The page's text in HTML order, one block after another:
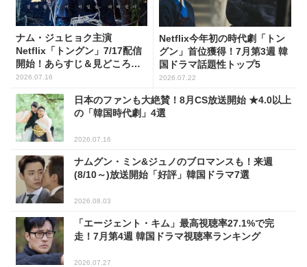
ナム・ジュヒョク主演
Netflix「トングン」7/17配信
開始！あらすじ＆見どころを
チェック
2026.07.16
Netflix今年初の時代劇「トン
グン」首位獲得！7月第3週 韓
国ドラマ話題性トップ5
2026.07.22
日本のファンも大絶賛！8月CS放送開始 ★4.0以上
の「韓国時代劇」4選
2026.07.16
ナムグン・ミン&ジュノのブロマンスも！来週
(8/10～)放送開始「好評」韓国ドラマ7選
2026.08.03
「エージェント・キム」最高視聴率27.1%で完
走！7月第4週 韓国ドラマ視聴率ランキング
2026.07.27